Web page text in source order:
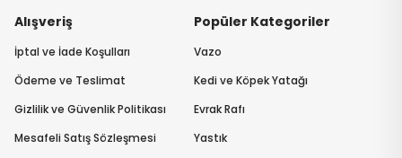
Alışveriş
İptal ve İade Koşulları
Ödeme ve Teslimat
Gizlilik ve Güvenlik Politikası
Mesafeli Satış Sözleşmesi
Popüler Kategoriler
Vazo
Kedi ve Köpek Yatağı
Evrak Rafı
Yastık